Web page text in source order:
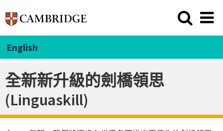
English
全新新升級的劍橋領思
(Linguaskill)